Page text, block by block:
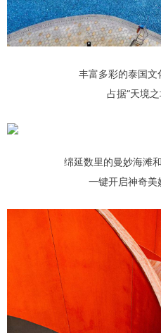
丰富多彩的泰国
占据“天境
绵延数里的曼妙海滩
一键开启神奇美